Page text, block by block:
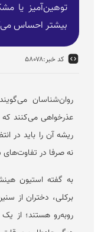
توهین‌آمیز یا
بیشتر احساس
کد خبر:۵۸۰۷۸
روان‌شناسان
عذرخواهی می‌کنند که
ریشه آن را باید در
نه صرفا در
به گفته استیون
برکلی، دختران از
روبه‌رو هستند؛ از